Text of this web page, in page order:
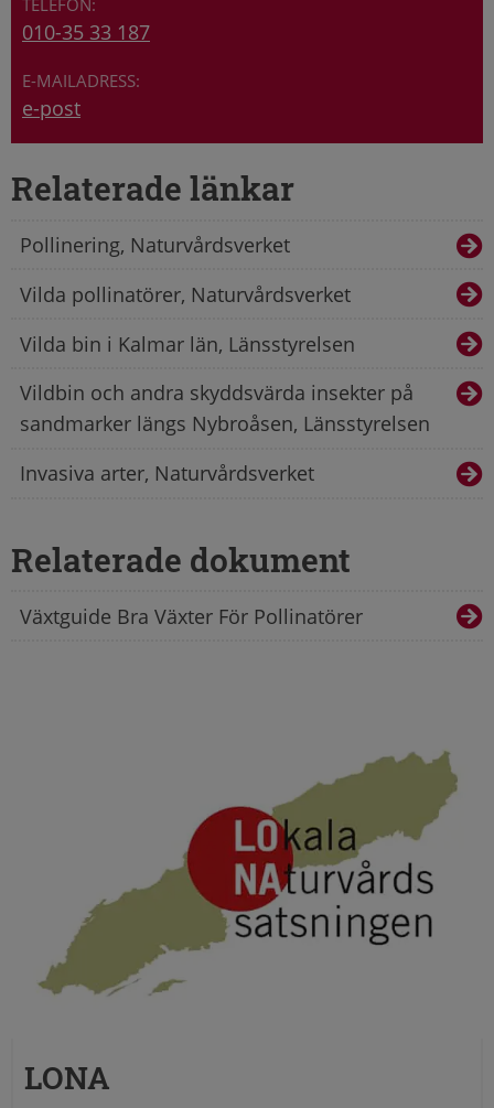
010-35 33 187
e-post
Relaterade länkar
Pollinering, Naturvårdsverket
Vilda pollinatörer, Naturvårdsverket
Vilda bin i Kalmar län, Länsstyrelsen
Vildbin och andra skyddsvärda insekter på
sandmarker längs Nybroåsen, Länsstyrelsen
Invasiva arter, Naturvårdsverket
Relaterade dokument
Växtguide Bra Växter För Pollinatörer
LONA